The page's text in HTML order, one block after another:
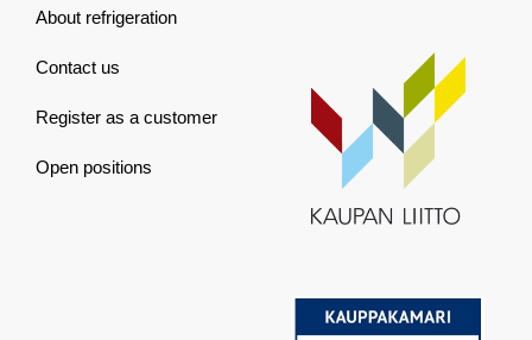
About refrigeration
Contact us
Register as a customer
Open positions